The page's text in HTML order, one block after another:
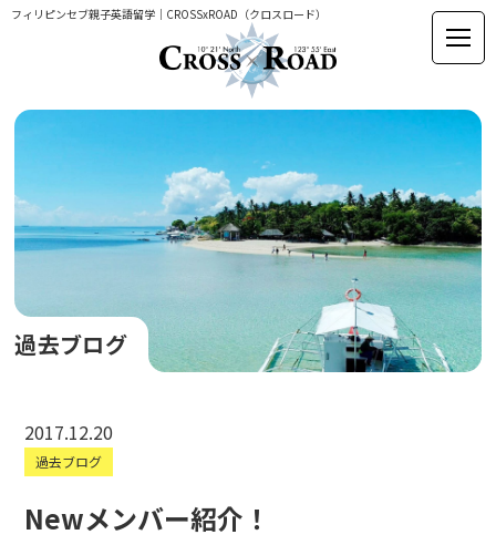
フィリピンセブ親子英語留学｜CROSSxROAD（クロスロード）
過去ブログ
2017.12.20
過去ブログ
Newメンバー紹介！